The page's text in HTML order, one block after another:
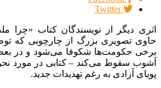
Twitter
اثری دیگر از نویسندگان کتاب
حاوی تصویری بزرگ از چارچوبی که
برخی حکومت‌ها شکوفا می‌شود و در بعضی
آشوب سقوط می‌کند – کتابی در مورد
پویای آزادی به رغم تهدیدات جدید.